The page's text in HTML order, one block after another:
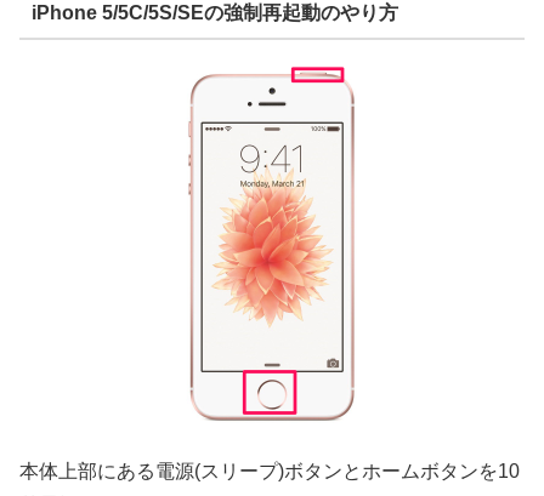
iPhone 5/5C/5S/SEの強制再起動のやり方
本体上部にある電源(スリープ)ボタンとホームボタンを10